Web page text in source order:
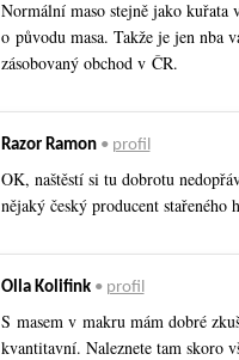
Normální maso stejně jako kuřata
o původu masa. Takže je jen nba
zásobovaný obchod v ČR.
Razor Ramon• profil
OK, naštěstí si tu dobrotu
nějaký český producent stařeného
Olla Kolifink• profil
S masem v makru mám dobré
kvantitavní. Naleznete tam skoro